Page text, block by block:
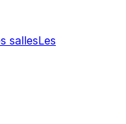
sallesLes